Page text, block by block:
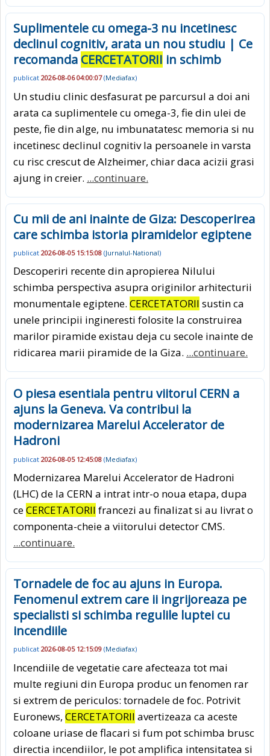
Suplimentele cu omega-3 nu incetinesc
declinul cognitiv, arata un nou studiu | Ce
recomanda CERCETATORII in schimb
publicat 2026-08-06 04:00:07(Mediafax)
Un studiu clinic desfasurat pe parcursul a doi ani
arata ca suplimentele cu omega-3, fie din ulei de
peste, fie din alge, nu imbunatatesc memoria si nu
incetinesc declinul cognitiv la persoanele in varsta
cu risc crescut de Alzheimer, chiar daca acizii grasi
ajung in creier. ...continuare.
Cu mii de ani inainte de Giza: Descoperirea
care schimba istoria piramidelor egiptene
publicat 2026-08-05 15:15:08 (Jurnalul-National)
Descoperiri recente din apropierea Nilului
schimba perspectiva asupra originilor arhitecturii
monumentale egiptene. CERCETATORII sustin ca
unele principii ingineresti folosite la construirea
marilor piramide existau deja cu secole inainte de
ridicarea marii piramide de la Giza. ...continuare.
O piesa esentiala pentru viitorul CERN a
ajuns la Geneva. Va contribui la
modernizarea Marelui Accelerator de
Hadroni
publicat 2026-08-05 12:45:08 (Mediafax)
Modernizarea Marelui Accelerator de Hadroni
(LHC) de la CERN a intrat intr-o noua etapa, dupa
ceCERCETATORII francezi au finalizat si au livrat o
componenta-cheie a viitorului detector CMS.
...continuare.
Tornadele de foc au ajuns in Europa.
Fenomenul extrem care ii ingrijoreaza pe
specialisti si schimba regulile luptei cu
incendiile
publicat 2026-08-05 12:15:09 (Mediafax)
Incendiile de vegetatie care afecteaza tot mai
multe regiuni din Europa produc un fenomen rar
si extrem de periculos: tornadele de foc. Potrivit
Euronews, CERCETATORII avertizeaza ca aceste
coloane uriase de flacari si fum pot schimba brusc
directia incendiilor, le pot amplifica intensitatea si